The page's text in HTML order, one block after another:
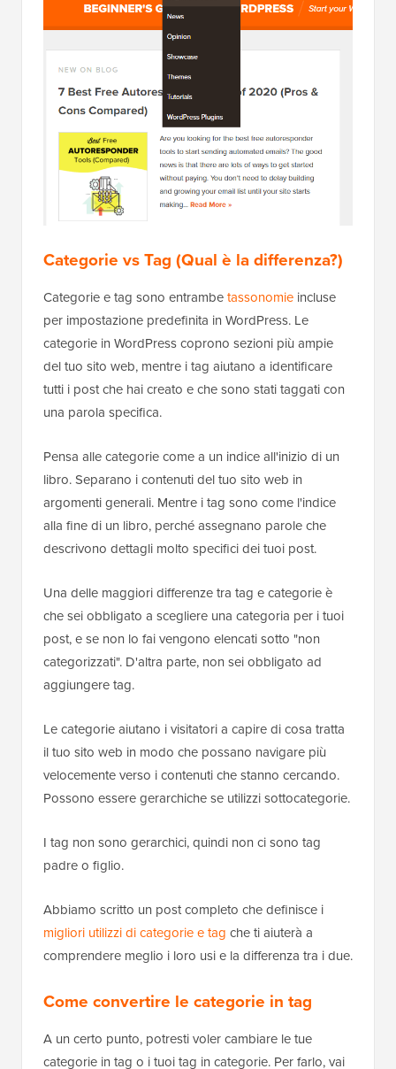
Categorie vs Tag (Qual è la differenza?)
Categorie e tag sono entrambetassonomie incluse
per impostazione predefinita in WordPress. Le
categorie in WordPress coprono sezioni più ampie
del tuo sito web, mentre i tag aiutano a identificare
tutti i post che hai creato e che sono stati taggati con
una parola specifica.
Pensa alle categorie come a un indice all'inizio di un
libro. Separano i contenuti del tuo sito web in
argomenti generali. Mentre i tag sono come l'indice
alla fine di un libro, perché assegnano parole che
descrivono dettagli molto specifici dei tuoi post.
Una delle maggiori differenze tra tag e categorie è
che sei obbligato a scegliere una categoria per i tuoi
post, e se non lo fai vengono elencati sotto "non
categorizzati". D'altra parte, non sei obbligato ad
aggiungere tag.
Le categorie aiutano i visitatori a capire di cosa tratta
il tuo sito web in modo che possano navigare più
velocemente verso i contenuti che stanno cercando.
Possono essere gerarchiche se utilizzi sottocategorie.
I tag non sono gerarchici, quindi non ci sono tag
padre o figlio.
Abbiamo scritto un post completo che definisce i
migliori utilizzi di categorie e tag che ti aiuterà a
comprendere meglio i loro usi e la differenza tra i due.
Come convertire le categorie in tag
A un certo punto, potresti voler cambiare le tue
categorie in tag o i tuoi tag in categorie. Per farlo, vai